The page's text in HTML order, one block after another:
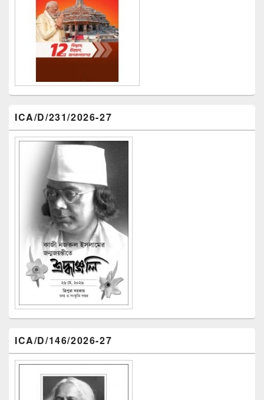
ICA/D/231/2026-27
ICA/D/146/2026-27